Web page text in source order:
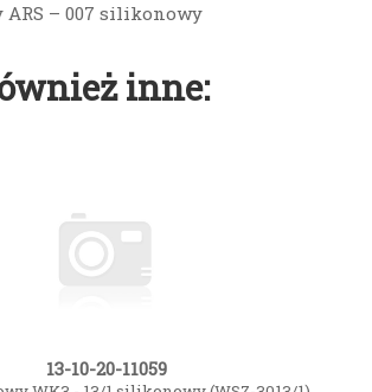
– 007 silikonowy
inne:
13-10-20-11059